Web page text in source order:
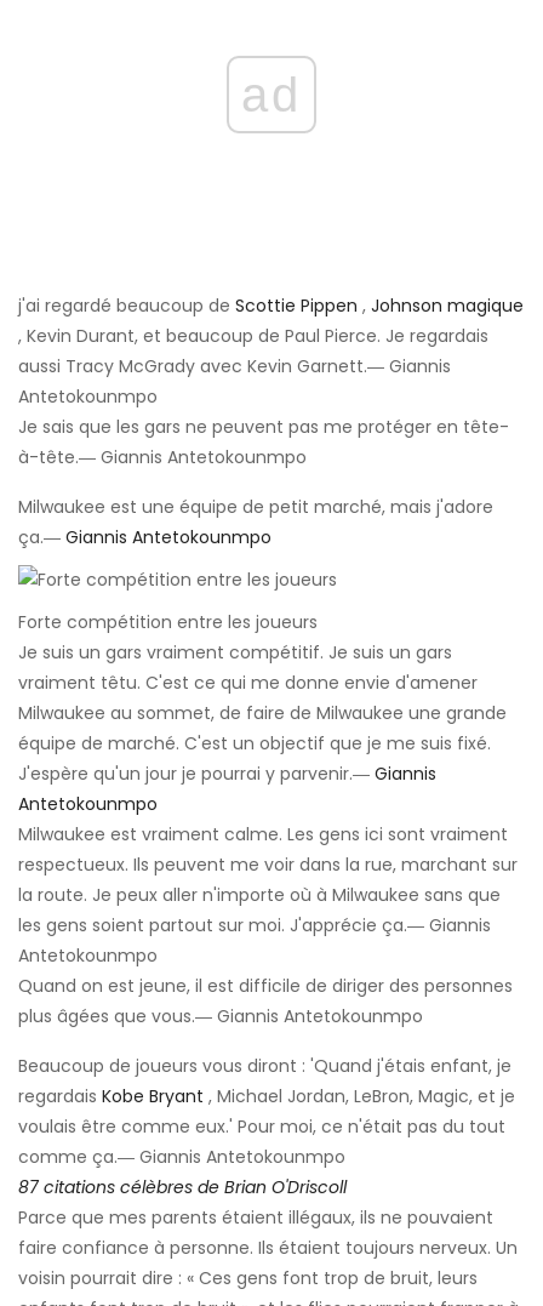
ad
j'ai regardé beaucoup de Scottie Pippen , Johnson magique
, Kevin Durant, et beaucoup de Paul Pierce. Je regardais
aussi Tracy McGrady avec Kevin Garnett.― Giannis
Antetokounmpo
Je sais que les gars ne peuvent pas me protéger en tête-
à-tête.― Giannis Antetokounmpo
Milwaukee est une équipe de petit marché, mais j'adore
ça.― Giannis Antetokounmpo
Forte compétition entre les joueurs
Je suis un gars vraiment compétitif. Je suis un gars
vraiment têtu. C'est ce qui me donne envie d'amener
Milwaukee au sommet, de faire de Milwaukee une grande
équipe de marché. C'est un objectif que je me suis fixé.
J'espère qu'un jour je pourrai y parvenir.― Giannis
Antetokounmpo
Milwaukee est vraiment calme. Les gens ici sont vraiment
respectueux. Ils peuvent me voir dans la rue, marchant sur
la route. Je peux aller n'importe où à Milwaukee sans que
les gens soient partout sur moi. J'apprécie ça.― Giannis
Antetokounmpo
Quand on est jeune, il est difficile de diriger des personnes
plus âgées que vous.― Giannis Antetokounmpo
Beaucoup de joueurs vous diront : 'Quand j'étais enfant, je
regardais Kobe Bryant , Michael Jordan, LeBron, Magic, et je
voulais être comme eux.' Pour moi, ce n'était pas du tout
comme ça.― Giannis Antetokounmpo
87 citations célèbres de Brian O'Driscoll
Parce que mes parents étaient illégaux, ils ne pouvaient
faire confiance à personne. Ils étaient toujours nerveux. Un
voisin pourrait dire : « Ces gens font trop de bruit, leurs